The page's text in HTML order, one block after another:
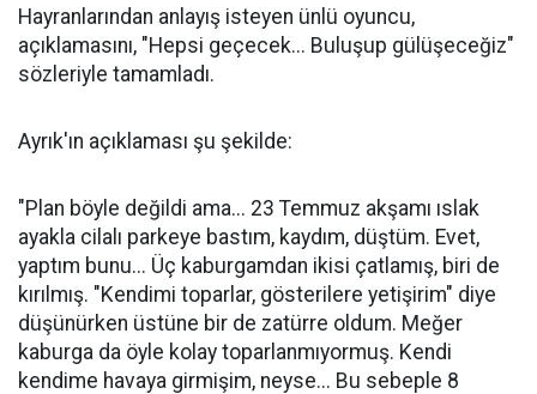
Hayranlarından anlayış isteyen ünlü oyuncu,
açıklamasını, "Hepsi geçecek... Buluşup gülüşeceğiz"
sözleriyle tamamladı.
Ayrık'ın açıklaması şu şekilde:
"Plan böyle değildi ama... 23 Temmuz akşamı ıslak
ayakla cilalı parkeye bastım, kaydım, düştüm. Evet,
yaptım bunu... Üç kaburgamdan ikisi çatlamış, biri de
kırılmış. "Kendimi toparlar, gösterilere yetişirim" diye
düşünürken üstüne bir de zatürre oldum. Meğer
kaburga da öyle kolay toparlanmıyormuş. Kendi
kendime havaya girmişim, neyse... Bu sebeple 8